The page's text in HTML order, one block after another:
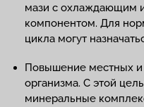
мази с охлаждающим
компонентом. Для
цикла могут
Повышение местных
организма. С этой
минеральные